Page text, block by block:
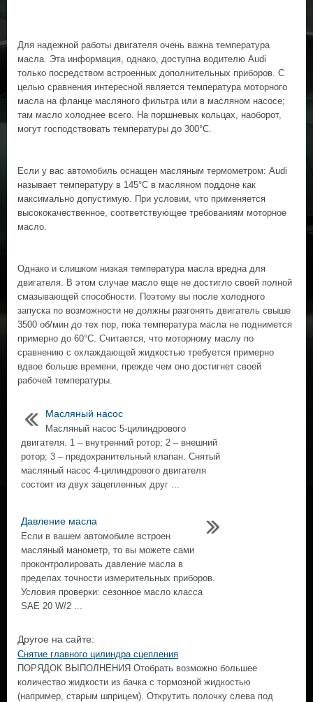
Для надежной работы двигателя очень важна температура
масла. Эта информация, однако, доступна водителю Audi
только посредством встроенных дополнительных приборов. С
целью сравнения интересной является температура моторного
масла на фланце масляного фильтра или в масляном насосе;
там масло холоднее всего. На поршневых кольцах, наоборот,
могут господствовать температуры до 300°С.
Если у вас автомобиль оснащен масляным термометром: Audi
называет температуру в 145°С в масляном поддоне как
максимально допустимую. При условии, что применяется
высококачественное, соответствующее требованиям моторное
масло.
Однако и слишком низкая температура масла вредна для
двигателя. В этом случае масло еще не достигло своей полной
смазывающей способности. Поэтому вы после холодного
запуска по возможности не должны разгонять двигатель свыше
3500 об/мин до тех пор, пока температура масла не поднимется
примерно до 60°С. Считается, что моторному маслу по
сравнению с охлаждающей жидкостью требуется примерно
вдвое больше времени, прежде чем оно достигнет своей
рабочей температуры.
Масляный насос
Масляный насос 5-цилиндрового
двигателя. 1 – внутренний ротор; 2 – внешний
ротор; 3 – предохранительный клапан. Снятый
масляный насос 4-цилиндрового двигателя
состоит из двух зацепленных друг ...
Давление масла
Если в вашем автомобиле встроен
масляный манометр, то вы можете сами
проконтролировать давление масла в
пределах точности измерительных приборов.
Условия проверки: сезонное масло класса
SAE 20 W/2 ...
Другое на сайте:
Снятие главного цилиндра сцепления
ПОРЯДОК ВЫПОЛНЕНИЯ Отобрать возможно большее
количество жидкости из бачка с тормозной жидкостью
(например, старым шприцем). Открутить полочку слева под